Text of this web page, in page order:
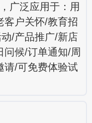
广泛应用于：用
客户关怀/教育招
/产品推广/新店
问候/订单通知/周
请/可免费体验试